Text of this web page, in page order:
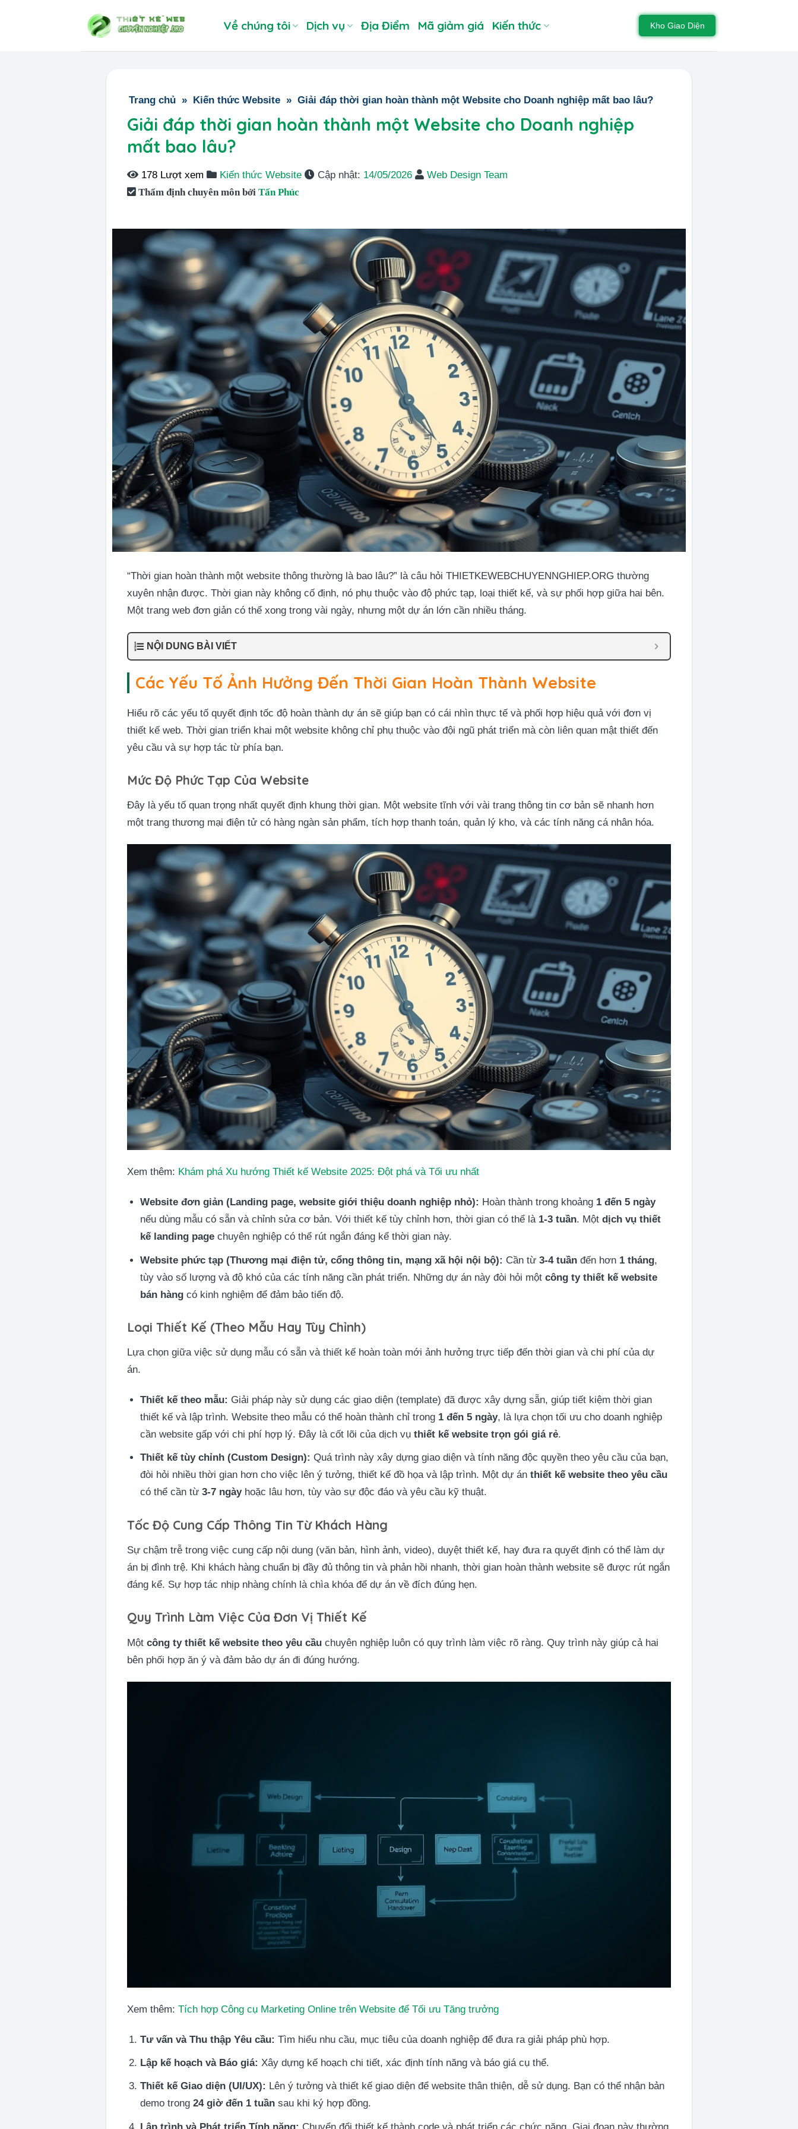
Về chúng tôi Dịch vụ Địa Điểm Mã giảm giá Kiến thức Kho Giao Diện
Trang chủ » Kiến thức Website » Giải đáp thời gian hoàn thành một Website cho Doanh nghiệp mất bao lâu?
Giải đáp thời gian hoàn thành một Website cho Doanh nghiệp
mất bao lâu?
178 Lượt xem Kiến thức Website Cập nhật: 14/05/2026 Web Design Team
Thẩm định chuyên môn bởiTấn Phúc
“Thời gian hoàn thành một website thông thường là bao lâu?” là câu hỏi THIETKEWEBCHUYENNGHIEP.ORG thường
xuyên nhận được. Thời gian này không cố định, nó phụ thuộc vào độ phức tạp, loại thiết kế, và sự phối hợp giữa hai bên.
Một trang web đơn giản có thể xong trong vài ngày, nhưng một dự án lớn cần nhiều tháng.
NỘI DUNG BÀI VIẾT
Các Yếu Tố Ảnh Hưởng Đến Thời Gian Hoàn Thành Website
Hiểu rõ các yếu tố quyết định tốc độ hoàn thành dự án sẽ giúp bạn có cái nhìn thực tế và phối hợp hiệu quả với đơn vị
thiết kế web. Thời gian triển khai một website không chỉ phụ thuộc vào đội ngũ phát triển mà còn liên quan mật thiết đến
yêu cầu và sự hợp tác từ phía bạn.
Mức Độ Phức Tạp Của Website
Đây là yếu tố quan trọng nhất quyết định khung thời gian. Một website tĩnh với vài trang thông tin cơ bản sẽ nhanh hơn
một trang thương mại điện tử có hàng ngàn sản phẩm, tích hợp thanh toán, quản lý kho, và các tính năng cá nhân hóa.
Xem thêm: Khám phá Xu hướng Thiết kế Website 2025: Đột phá và Tối ưu nhất
Website đơn giản (Landing page, website giới thiệu doanh nghiệp nhỏ): Hoàn thành trong khoảng 1 đến 5 ngày
nếu dùng mẫu có sẵn và chỉnh sửa cơ bản. Với thiết kế tùy chỉnh hơn, thời gian có thể là 1-3 tuần. Mộtdịch vụ thiết
kế landing page chuyên nghiệp có thể rút ngắn đáng kể thời gian này.
Website phức tạp (Thương mại điện tử, cổng thông tin, mạng xã hội nội bộ): Cần từ3-4 tuần đến hơn 1 tháng,
tùy vào số lượng và độ khó của các tính năng cần phát triển. Những dự án này đòi hỏi mộtcông ty thiết kế website
bán hàng có kinh nghiệm để đảm bảo tiến độ.
Loại Thiết Kế (Theo Mẫu Hay Tùy Chỉnh)
Lựa chọn giữa việc sử dụng mẫu có sẵn và thiết kế hoàn toàn mới ảnh hưởng trực tiếp đến thời gian và chi phí của dự
án.
Thiết kế theo mẫu: Giải pháp này sử dụng các giao diện (template) đã được xây dựng sẵn, giúp tiết kiệm thời gian
thiết kế và lập trình. Website theo mẫu có thể hoàn thành chỉ trong 1 đến 5 ngày, là lựa chọn tối ưu cho doanh nghiệp
cần website gấp với chi phí hợp lý. Đây là cốt lõi của dịch vụthiết kế website trọn gói giá rẻ.
Thiết kế tùy chỉnh (Custom Design): Quá trình này xây dựng giao diện và tính năng độc quyền theo yêu cầu của bạn,
đòi hỏi nhiều thời gian hơn cho việc lên ý tưởng, thiết kế đồ họa và lập trình. Một dự ánthiết kế website theo yêu cầu
có thể cần từ3-7 ngàyhoặc lâu hơn, tùy vào sự độc đáo và yêu cầu kỹ thuật.
Tốc Độ Cung Cấp Thông Tin Từ Khách Hàng
Sự chậm trễ trong việc cung cấp nội dung (văn bản, hình ảnh, video), duyệt thiết kế, hay đưa ra quyết định có thể làm dự
án bị đình trệ. Khi khách hàng chuẩn bị đầy đủ thông tin và phản hồi nhanh, thời gian hoàn thành website sẽ được rút ngắn
đáng kể. Sự hợp tác nhịp nhàng chính là chìa khóa để dự án về đích đúng hẹn.
Quy Trình Làm Việc Của Đơn Vị Thiết Kế
Mộtcông ty thiết kế website theo yêu cầu chuyên nghiệp luôn có quy trình làm việc rõ ràng. Quy trình này giúp cả hai
bên phối hợp ăn ý và đảm bảo dự án đi đúng hướng.
Xem thêm:Tích hợp Công cụ Marketing Online trên Website để Tối ưu Tăng trưởng
Tư vấn và Thu thập Yêu cầu: Tìm hiểu nhu cầu, mục tiêu của doanh nghiệp để đưa ra giải pháp phù hợp.
Lập kế hoạch và Báo giá: Xây dựng kế hoạch chi tiết, xác định tính năng và báo giá cụ thể.
Thiết kế Giao diện (UI/UX): Lên ý tưởng và thiết kế giao diện để website thân thiện, dễ sử dụng. Bạn có thể nhận bản
demo trong24 giờ đến 1 tuần sau khi ký hợp đồng.
Lập trình và Phát triển Tính năng: Chuyển đổi thiết kế thành code và phát triển các chức năng. Giai đoạn này thường